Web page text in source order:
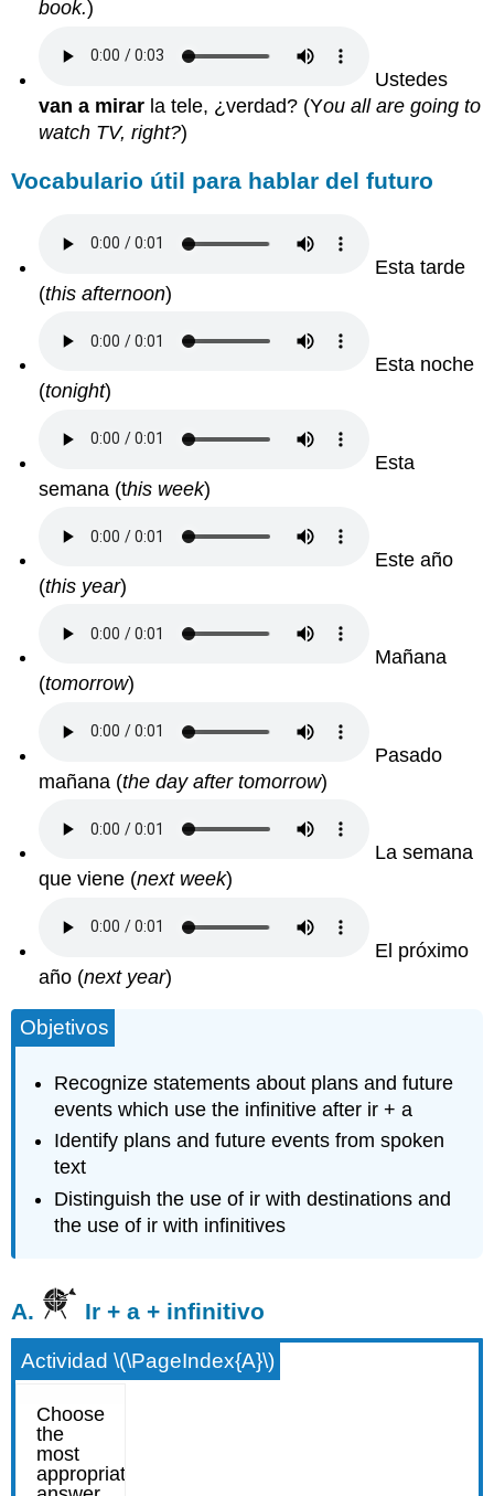
book.)
Ustedes
van a mirar la tele, ¿verdad? (You all are going to
watch TV, right?)
Vocabulario útil para hablar del futuro
Esta tarde
(this afternoon)
Esta noche
(tonight)
Esta
semana (this week)
Este año
(this year)
Mañana
(tomorrow)
Pasado
mañana (the day after tomorrow)
La semana
que viene (next week)
El próximo
año (next year)
Objetivos
Recognize statements about plans and future
events which use the infinitive after ir + a
Identify plans and future events from spoken
text
Distinguish the use of ir with destinations and
the use of ir with infinitives
A. Ir + a + infinitivo
Actividad \(\PageIndex{A}\)